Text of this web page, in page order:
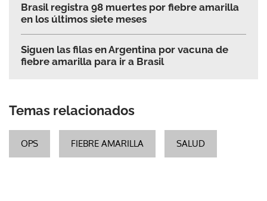
Brasil registra 98 muertes por fiebre amarilla
en los últimos siete meses
Siguen las filas en Argentina por vacuna de
fiebre amarilla para ir a Brasil
Temas relacionados
OPS FIEBRE AMARILLA SALUD